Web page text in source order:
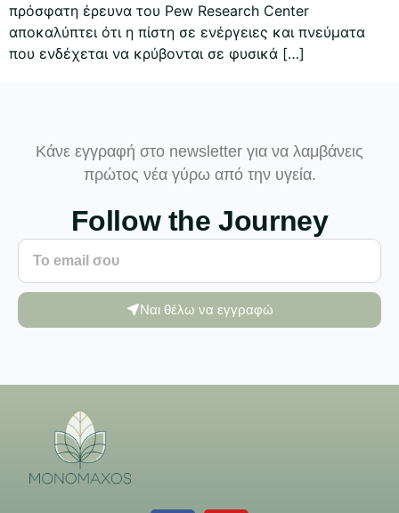
πρόσφατη έρευνα του Pew Research Center
αποκαλύπτει ότι η πίστη σε ενέργειες και πνεύματα
που ενδέχεται να κρύβονται σε φυσικά […]
Κάνε εγγραφή στο newsletter για να λαμβάνεις
πρώτος νέα γύρω από την υγεία.
Follow the Journey
Ναι θέλω να εγγραφώ